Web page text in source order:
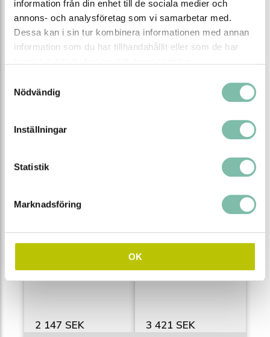
information från din enhet till de sociala medier och
annons- och analysföretag som vi samarbetar med.
Dessa kan i sin tur kombinera informationen med annan
information som du har tillhandahållit eller som de har
Nödvändig
Inställningar
Statistik
Marknadsföring
OK
Spilltråg av plast
Produktinformation
Uppsamlingskärl
Produktinformation
Facil 260 L
2 147 SEK
Facil för pall, 400 L
3 421 SEK